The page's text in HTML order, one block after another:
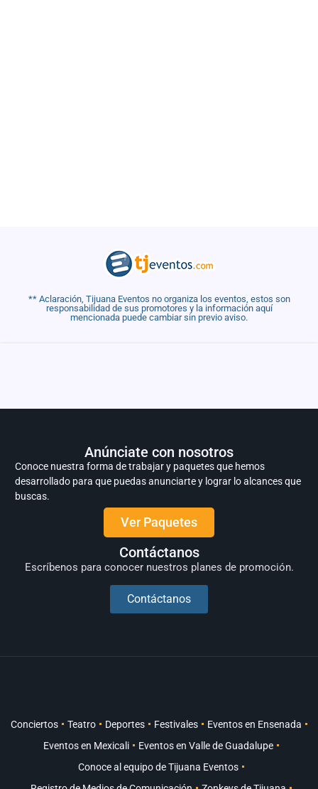
** Aclaración, Tijuana Eventos no organiza los eventos, estos son
responsabilidad de sus promotores y la información aquí
mencionada puede cambiar sin previo aviso.
Anúnciate con nosotros
Conoce nuestra forma de trabajar y paquetes que hemos
desarrollado para que puedas anunciarte y lograr lo alcances que
buscas.
Ver Paquetes
Contáctanos
Escríbenos para conocer nuestros planes de promoción.
Contáctanos
Conciertos Teatro Deportes Festivales
Eventos en Ensenada
Eventos en Mexicali
Eventos en Valle de Guadalupe
Conoce al equipo de Tijuana Eventos